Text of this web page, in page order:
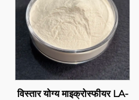
विस्तार योग्य माइक्रोस्फीयर LA-